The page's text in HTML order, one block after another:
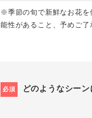
※季節の旬で新鮮なお花を
能性があること、予めご了
必須 どのようなシー